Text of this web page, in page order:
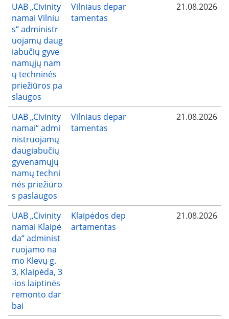
UAB „Civinity
namai Vilniu
s“ administr
uojamų daug
iabučių gyve
namųjų nam
ų techninės
priežiūros pa
slaugos
Vilniaus depar
tamentas
21.08.2026
UAB „Civinity
namai“ admi
nistruojamų
daugiabučių
gyvenamųjų
namų techni
nės priežiūro
s paslaugos
Vilniaus depar
tamentas
21.08.2026
UAB „Civinity
namai Klaipė
da“ administ
ruojamo na
mo Klevų g.
3, Klaipėda, 3
-ios laiptinės
remonto dar
bai
Klaipėdos dep
artamentas
21.08.2026